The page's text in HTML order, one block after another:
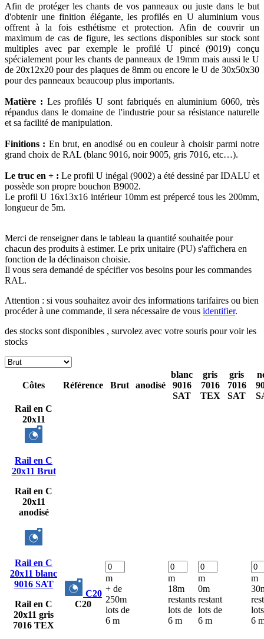
Afin de protéger les chants de vos panneaux ou juste dans le but
d'obtenir une finition élégante, les profilés en U aluminium vous
offrent à la fois esthétisme et protection. Afin de couvrir un
maximum de cas de figure, les sections disponibles sur stock sont
multiples avec par exemple le profilé U pincé (9019) conçu
spécialement pour les chants de panneaux de 19mm mais aussi le U
de 20x12x20 pour des plaques de 8mm ou encore le U de 30x50x30
pour des panneaux beaucoup plus importants.
Matière : Les profilés U sont fabriqués en aluminium 6060, très
répandus dans le domaine de l'industrie pour sa résistance naturelle
et sa facilité de manipulation.
Finitions : En brut, en anodisé ou en couleur à choisir parmi notre
grand choix de RAL (blanc 9016, noir 9005, gris 7016, etc…).
Le truc en + : Le profil U inégal (9002) a été dessiné par IDALU et
possède son propre bouchon B9002.
Le profil U 16x13x16 intérieur 10mm est prépercé tous les 200mm,
longueur de 5m.
Merci de renseigner dans le tableau la quantité souhaitée pour
chacun des produits à estimer. Le prix unitaire (PU) s'affichera en
fonction de la déclinaison choisie.
Il vous sera demandé de spécifier vos besoins pour les commandes
RAL.
Attention : si vous souhaitez avoir des informations tarifaires ou bien
procéder à une commande, il sera nécessaire de vous identifier.
des stocks sont disponibles , survolez avec votre souris pour voir les
stocks
Côtes Référence Brut anodisé
blanc
9016
SAT
gris
7016
TEX
gris
7016
SAT
Rail en C
20x11
Rail en C
20x11 Brut
Rail en C
20x11
anodisé
Rail en C
20x11 blanc
9016 SAT
Rail en C
20x11 gris
7016 TEX
C20
C20
m
+ de
250m
lots de
6 m
m
18m
restants
lots de
6 m
m
0m
restant
lots de
6 m
m
6